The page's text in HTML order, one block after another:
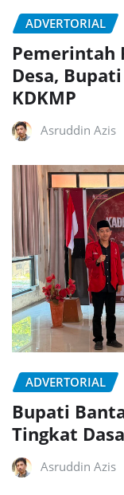
ADVERTORIAL
Pemerintah
Desa,
KDKMP
Asruddin Azis
ADVERTORIAL
Bupati
Tingkat
Asruddin Azis